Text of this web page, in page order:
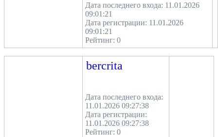
Дата последнего входа: 11.01.2026
09:01:21
Дата регистрации: 11.01.2026
09:01:21
Рейтинг: 0
bercrita
Дата последнего входа:
11.01.2026 09:27:38
Дата регистрации:
11.01.2026 09:27:38
Рейтинг: 0